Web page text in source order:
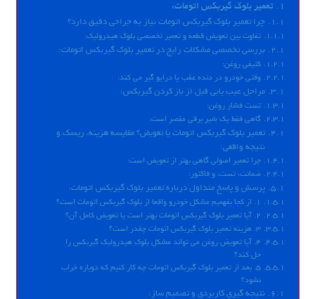
تعمیر بلوک گیربکس اتومات:
چرا تعمیر بلوک گیربکس اتومات نیاز به جراحی دقیق دارد؟
تفاوت بین تعویض قطعه و تعمیر تخصصی بلوک هیدرولیک:
بررسی تخصصی مشکلات رایج در تعمیر بلوک گیربکس اتومات:
کثیفی روغن:
وقتی خودرو در دنده عقب یا درایو گیر می کند:
مراحل عیب یابی قبل از باز کردن گیربکس:
تست فشار روغن:
گاهی فقط یک شیر برقی مقصر است:
تعمیر بلوک گیربکس اتومات یا تعویض؟ مقایسه هزینه، ریسک و
نتیجه واقعی:
چرا تعمیر اصولی گاهی بهتر از تعویض است:
ضمانت، تست، و فاکتور:
پرسش و پاسخ متداول درباره تعمیر بلوک گیربکس اتومات:
۱. از کجا بفهمیم مشکل خودرو واقعا از بلوک گیربکس اتومات است؟
۲. آیا تعمیر بلوک گیربکس اتومات بهتر است یا تعویض کامل آن؟
۳. هزینه تعمیر بلوک گیربکس اتومات چقدر است؟
۴. آیا تعویض روغن می تواند مشکل بلوک هیدرولیک گیربکس را
حل کند؟
۵. بعد از تعمیر بلوک گیربکس اتومات چه کار کنیم که دوباره خراب
نشود؟
نتیجه گیری کاربردی و تصمیم ساز: